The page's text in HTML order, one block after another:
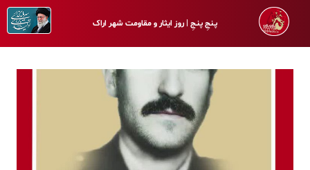
پـنجِ پنـجِ | روز ایثار و مقاومت شهر اراک